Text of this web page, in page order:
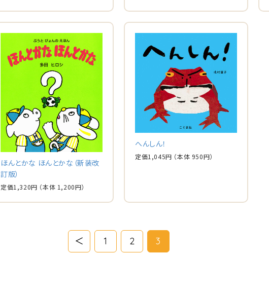
ほんとかな ほんとかな（新装改
訂版）
定価1,320円 （本体 1,200円）
へんしん！
定価1,045円 （本体 950円）
＜ 1 2 3